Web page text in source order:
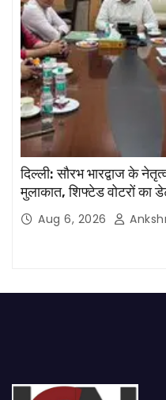
दिल्ली: सौरभ भारद्वाज के
मुलाकात, शिफ्टेड वोटरों का
Aug 6, 2026